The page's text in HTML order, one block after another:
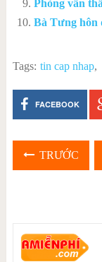
Phỏng vấn
Bà Tưng hôn
Tags: tin cap nhap,
FACEBOOK
TRƯỚC